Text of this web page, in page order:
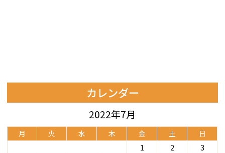
カレンダー
2022年7月
月 火 水 木 金 土 日
1 2
3